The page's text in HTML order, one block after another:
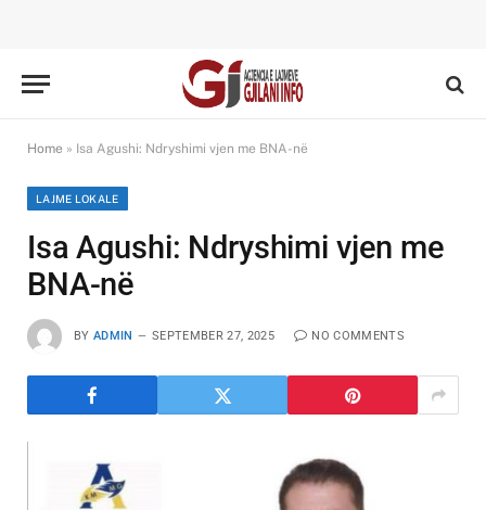
Home » Isa Agushi: Ndryshimi vjen me BNA-në
LAJME LOKALE
Isa Agushi: Ndryshimi vjen me
BNA-në
BY ADMIN SEPTEMBER 27, 2025 NO COMMENTS